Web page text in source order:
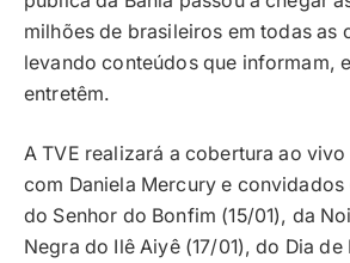
milhões de brasileiros em todas as
levando conteúdos que informam,
entretêm.
A TVE realizará a cobertura ao
com Daniela Mercury e convidados
do Senhor do Bonfim (15/01), da
Negra do Ilê Aiyê (17/01), do Dia